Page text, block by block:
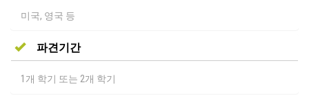
미국, 영국 등
파견기간
1개 학기 또는 2개 학기